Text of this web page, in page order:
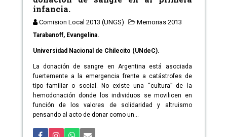
infancia.
Comision Local 2013 (UNGS) Memorias 2013
Tarabanoff, Evangelina.
Universidad Nacional de Chilecito (UNdeC).
La donación de sangre en Argentina está asociada
fuertemente a la emergencia frente a catástrofes de
tipo familiar o social. No existe una “cultura” de la
hemodonación donde los individuos se movilicen en
función de los valores de solidaridad y altruismo
pensando al acto de donar como un...